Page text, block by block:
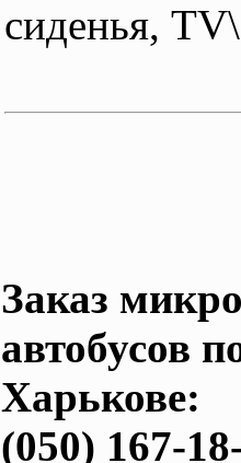
сиденья,
Заказ
автобусов
Харькове:
(050) 167-